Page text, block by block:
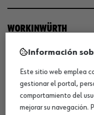
WORKINWÜRTH
¡WÜRTH EMPRESA
Información
Este sitio web emplea
gestionar el portal,
comportamiento del
mejorar su navegación.